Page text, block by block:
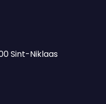
Sint-Niklaas